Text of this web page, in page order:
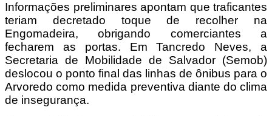
Informações preliminares apontam que traficantes
teriam decretado toque de recolher na
Engomadeira, obrigando comerciantes a
fecharem as portas. Em Tancredo Neves, a
Secretaria de Mobilidade de Salvador (Semob)
deslocou o ponto final das linhas de ônibus para o
Arvoredo como medida preventiva diante do clima
de insegurança.